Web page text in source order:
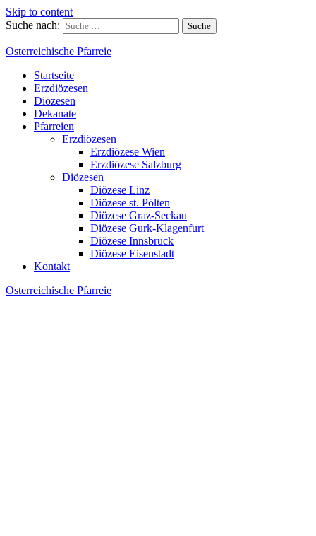
Skip to content
Suche nach:
Osterreichische Pfarreie
Startseite
Erzdiözesen
Diözesen
Dekanate
Pfarreien
Erzdiözesen
Erzdiözese Wien
Erzdiözese Salzburg
Diözesen
Diözese Linz
Diözese st. Pölten
Diözese Graz-Seckau
Diözese Gurk-Klagenfurt
Diözese Innsbruck
Diözese Eisenstadt
Kontakt
Osterreichische Pfarreie